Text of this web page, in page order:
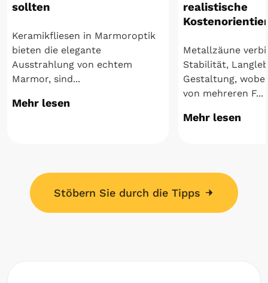
sollten
Keramikfliesen in Marmoroptik
bieten die elegante
Ausstrahlung von echtem
Marmor, sind...
Mehr lesen
realistische
Metallzäune
Stabilität,
Gestaltung,
von mehreren F...
Mehr lesen
Stöbern Sie durch die Tipps